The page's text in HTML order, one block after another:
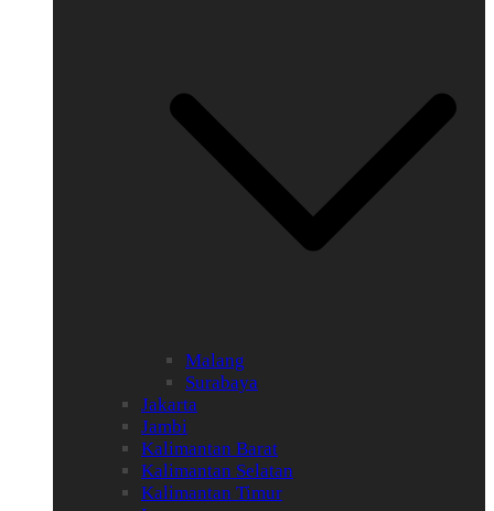
Malang
Surabaya
Jakarta
Jambi
Kalimantan Barat
Kalimantan Selatan
Kalimantan Timur